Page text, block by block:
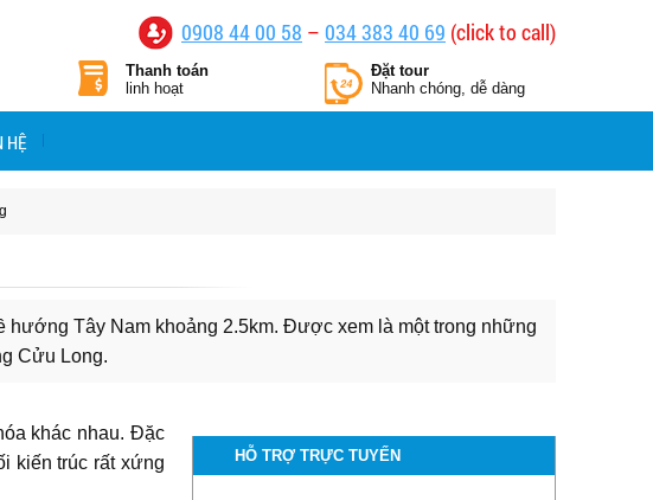
0908 44 00 58 – 034 383 40 69 (click to call)
Thanh toán
linh hoạt
Đặt tour
Nhanh chóng, dễ dàng
HỆ
hướng Tây Nam khoảng 2.5km. Được xem là một trong những
Cửu Long.
khác nhau. Đặc
kiến trúc rất xứng
HỖ TRỢ TRỰC TUYẾN